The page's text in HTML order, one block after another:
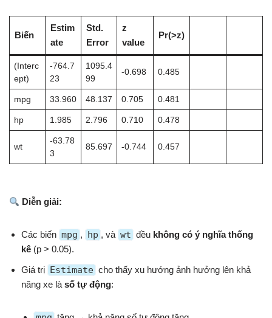
Biến
Estim
ate
Std.
Error
z
value
Pr(>z)
(Interc
ept)
-764.7
23
1095.4
99
-0.698 0.485
mpg 33.960 48.137 0.705 0.481
hp 1.985 2.796 0.710 0.478
wt
-63.78
3
85.697 -0.744 0.457
Diễn giải:
Các biến mpg , hp , và wt đều không có ý nghĩa thống
kê (p > 0.05).
Giá trị Estimate cho thấy xu hướng ảnh hưởng lên khả
năng xe là số tự động: